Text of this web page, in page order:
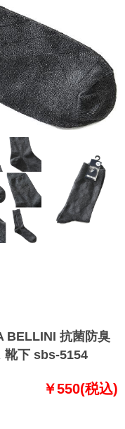
BELLINI 抗菌防臭
靴下 sbs-5154
￥550(税込)